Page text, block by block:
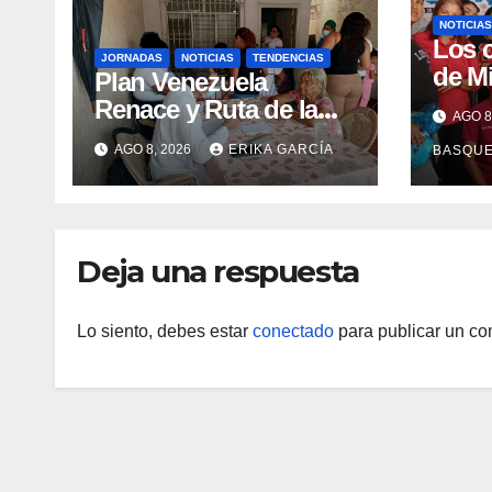
JORNADAS NOTICIAS TENDENCIAS
Plan Venezuela
Renace y Ruta de la
Aragüeñidad
garantizan atención
médica integral en
AGO 8, 2026 ERIKA GARCÍA
NOTICIAS
Los
de
AGO
Deja una respuesta
Lo siento, debes estar conectado para publicar un